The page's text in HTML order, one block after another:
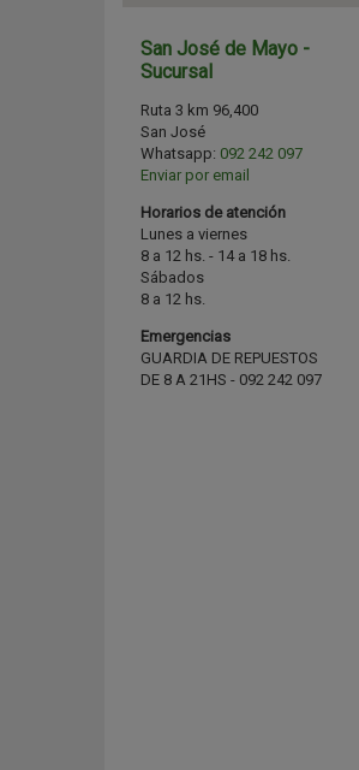
San José de Mayo -
Sucursal
Ruta 3 km 96,400
San José
Whatsapp: 092 242 097
Enviar por email
Horarios de atención
Lunes a viernes
8 a 12 hs. - 14 a 18 hs.
Sábados
8 a 12 hs.
Emergencias
GUARDIA DE REPUESTOS
DE 8 A 21HS - 092 242 097